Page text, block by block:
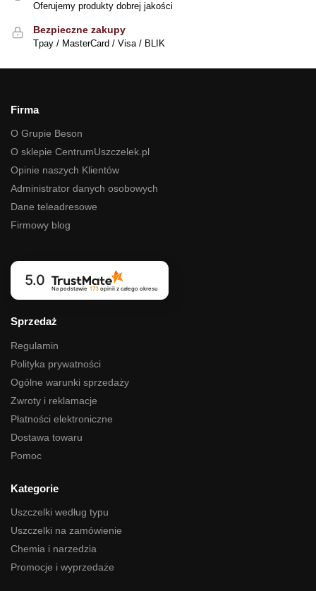
Oferujemy produkty dobrej jakości
Bezpieczne zakupy
Tpay / MasterCard / Visa / BLIK
Firma
O Grupie Beson
O sklepie CentrumUszczelek.pl
Opinie naszych Klientów
Administrator danych osobowych
Dane teleadresowe
Firmowy blog
5.0
Na podstawie 173opinii z całego okresu
Sprzedaż
Regulamin
Polityka prywatności
Ogólne warunki sprzedaży
Zwroty i reklamacje
Płatności elektroniczne
Dostawa towaru
Pomoc
Kategorie
Uszczelki według typu
Uszczelki na zamówienie
Chemia i narzedzia
Promocje i wyprzedaże